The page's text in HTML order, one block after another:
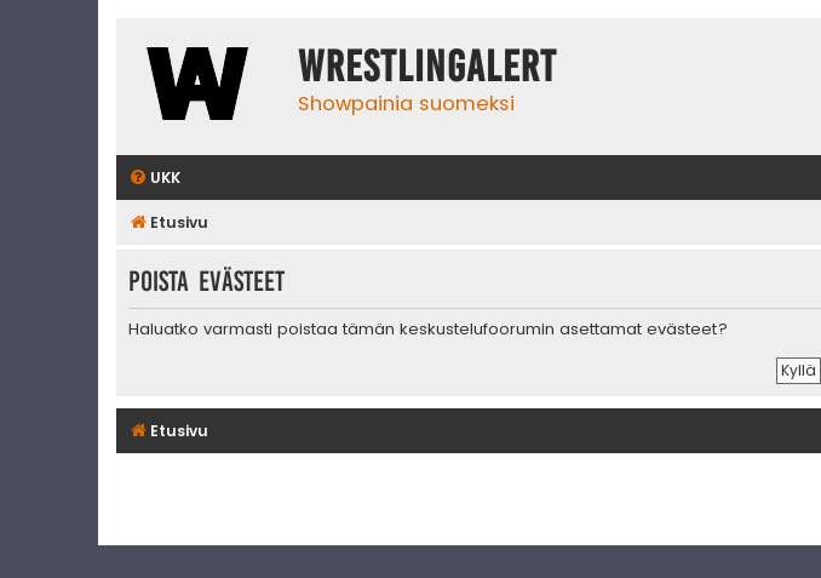
WrestlingAlert
Showpainia suomeksi
UKK
Etusivu
Poista evästeet
Haluatko varmasti poistaa tämän keskustelufoorumin asettamat evästeet?
Etusivu